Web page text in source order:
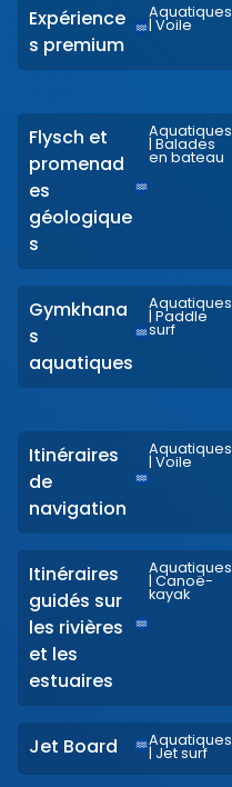
Expérience
s premium
Aquatiques
|Voile
Flysch et
promenad
es
géologique
s
Aquatiques
|Balades
en bateau
Gymkhana
s
aquatiques
Aquatiques
|Paddle
surf
Itinéraires
de
navigation
Aquatiques
|Voile
Itinéraires
guidés sur
les rivières
et les
estuaires
Aquatiques
|Canoë-
kayak
Jet Board Aquatiques
| Jet surf